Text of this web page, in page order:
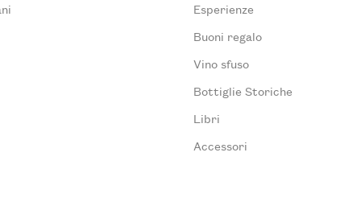
Esperienze
Buoni regalo
Vino sfuso
Bottiglie Storiche
Libri
Accessori